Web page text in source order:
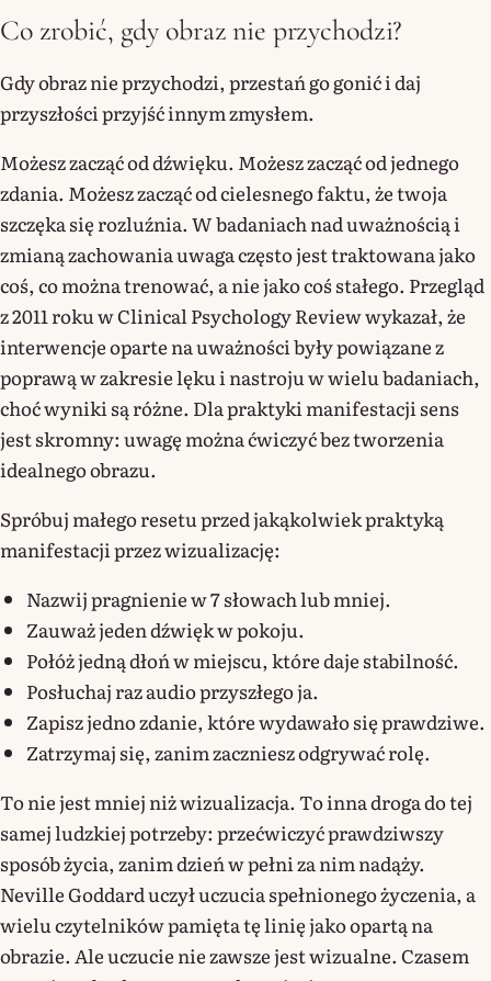
Co zrobić, gdy obraz nie przychodzi?
Gdy obraz nie przychodzi, przestań go gonić i daj
przyszłości przyjść innym zmysłem.
Możesz zacząć od dźwięku. Możesz zacząć od jednego
zdania. Możesz zacząć od cielesnego faktu, że twoja
szczęka się rozluźnia. W badaniach nad uważnością i
zmianą zachowania uwaga często jest traktowana jako
coś, co można trenować, a nie jako coś stałego. Przegląd
z 2011 roku w Clinical Psychology Review wykazał, że
interwencje oparte na uważności były powiązane z
poprawą w zakresie lęku i nastroju w wielu badaniach,
choć wyniki są różne. Dla praktyki manifestacji sens
jest skromny: uwagę można ćwiczyć bez tworzenia
idealnego obrazu.
Spróbuj małego resetu przed jakąkolwiek praktyką
manifestacji przez wizualizację:
Nazwij pragnienie w 7 słowach lub mniej.
Zauważ jeden dźwięk w pokoju.
Połóż jedną dłoń w miejscu, które daje stabilność.
Posłuchaj raz audio przyszłego ja.
Zapisz jedno zdanie, które wydawało się prawdziwe.
Zatrzymaj się, zanim zaczniesz odgrywać rolę.
To nie jest mniej niż wizualizacja. To inna droga do tej
samej ludzkiej potrzeby: przećwiczyć prawdziwszy
sposób życia, zanim dzień w pełni za nim nadąży.
Neville Goddard uczył uczucia spełnionego życzenia, a
wielu czytelników pamięta tę linię jako opartą na
obrazie. Ale uczucie nie zawsze jest wizualne. Czasem